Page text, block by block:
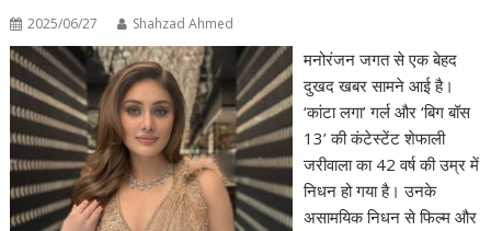
2025/06/27 Shahzad Ahmed
मनोरंजन जगत से एक बेहद
दुखद खबर सामने आई है।
‘कांटा लगा’ गर्ल और ‘बिग बॉस
13’ की कंटेस्टेंट शेफाली
जरीवाला का 42 वर्ष की उम्र में
निधन हो गया है। उनके
असामयिक निधन से फिल्म और